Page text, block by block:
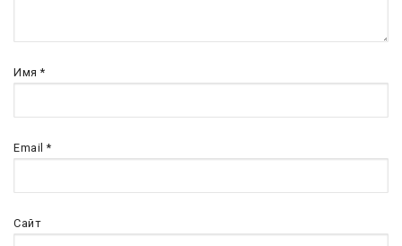
Имя*
Email*
Сайт